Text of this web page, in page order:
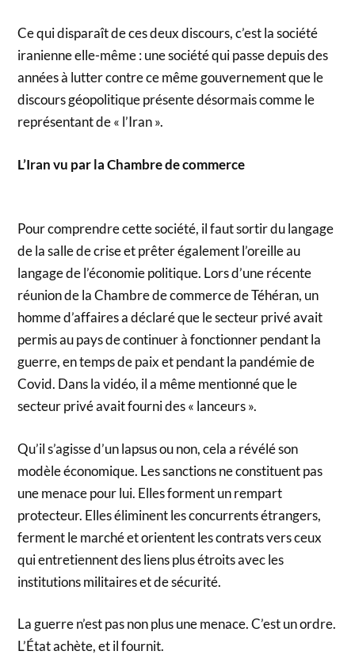
Ce qui disparaît de ces deux discours, c’est la société
iranienne elle-même : une société qui passe depuis des
années à lutter contre ce même gouvernement que le
discours géopolitique présente désormais comme le
représentant de « l’Iran ».
L’Iran vu par la Chambre de commerce
Pour comprendre cette société, il faut sortir du langage
de la salle de crise et prêter également l’oreille au
langage de l’économie politique. Lors d’une récente
réunion de la Chambre de commerce de Téhéran, un
homme d’affaires a déclaré que le secteur privé avait
permis au pays de continuer à fonctionner pendant la
guerre, en temps de paix et pendant la pandémie de
Covid. Dans la vidéo, il a même mentionné que le
secteur privé avait fourni des « lanceurs ».
Qu’il s’agisse d’un lapsus ou non, cela a révélé son
modèle économique. Les sanctions ne constituent pas
une menace pour lui. Elles forment un rempart
protecteur. Elles éliminent les concurrents étrangers,
ferment le marché et orientent les contrats vers ceux
qui entretiennent des liens plus étroits avec les
institutions militaires et de sécurité.
La guerre n’est pas non plus une menace. C’est un ordre.
L’État achète, et il fournit.